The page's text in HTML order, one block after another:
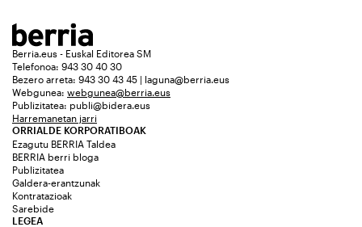
Berria.eus - Euskal Editorea SM
Telefonoa: 943 30 40 30
Bezero arreta: 943 30 43 45 | laguna@berria.eus
Webgunea: webgunea@berria.eus
Publizitatea: publi@bidera.eus
Harremanetan jarri
ORRIALDE KORPORATIBOAK
Ezagutu BERRIA Taldea
BERRIA berri bloga
Publizitatea
Galdera-erantzunak
Kontratazioak
Sarebide
LEGEA